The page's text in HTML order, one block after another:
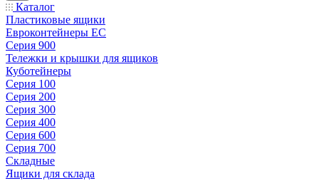
Каталог
Пластиковые ящики
Евроконтейнеры ЕС
Серия 900
Тележки и крышки для ящиков
Куботейнеры
Серия 100
Серия 200
Серия 300
Серия 400
Серия 600
Серия 700
Складные
Ящики для склада